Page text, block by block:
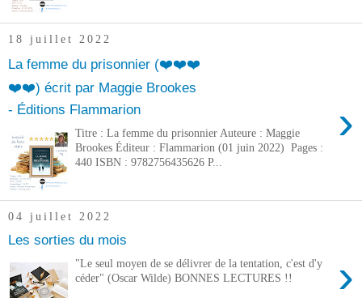
18 juillet 2022
La femme du prisonnier (❤️❤️❤️
❤️❤️) écrit par Maggie Brookes
- Éditions Flammarion
›
Titre : La femme du prisonnier Auteure : Maggie
Brookes Éditeur : Flammarion (01 juin 2022) Pages :
440 ISBN : 9782756435626 P...
04 juillet 2022
Les sorties du mois
›
"Le seul moyen de se délivrer de la tentation, c'est d'y
céder" (Oscar Wilde) BONNES LECTURES !!